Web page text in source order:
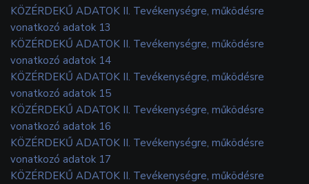
KÖZÉRDEKŰ ADATOK II. Tevékenységre, működésre
vonatkozó adatok 13
KÖZÉRDEKŰ ADATOK II. Tevékenységre, működésre
vonatkozó adatok 14
KÖZÉRDEKŰ ADATOK II. Tevékenységre, működésre
vonatkozó adatok 15
KÖZÉRDEKŰ ADATOK II. Tevékenységre, működésre
vonatkozó adatok 16
KÖZÉRDEKŰ ADATOK II. Tevékenységre, működésre
vonatkozó adatok 17
KÖZÉRDEKŰ ADATOK II. Tevékenységre, működésre